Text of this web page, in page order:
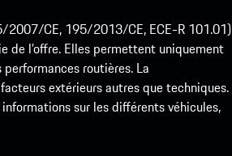
2007/CE, 195/2013/CE, ECE-R 101.01)
de l’offre. Elles permettent uniquement
routières. La
extérieurs autres que techniques.
sur les différents véhicules,